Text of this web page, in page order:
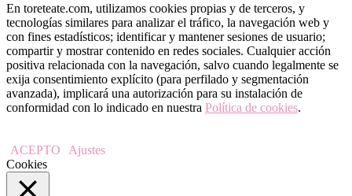
En toreteate.com, utilizamos cookies propias y de terceros, y
tecnologías similares para analizar el tráfico, la navegación web y
con fines estadísticos; identificar y mantener sesiones de usuario;
compartir y mostrar contenido en redes sociales. Cualquier acción
positiva relacionada con la navegación, salvo cuando legalmente se
exija consentimiento explícito (para perfilado y segmentación
avanzada), implicará una autorización para su instalación de
conformidad con lo indicado en nuestra Política de cookies.
ACEPTO
Ajustes
Cookies